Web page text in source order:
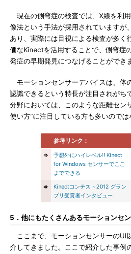
現在の側弯症の検査では、X線を利
像法という手法が採用されていますが
あり、実際には目視による検査が多く
価なKinectを活用することで、側弯症
発症の早期発見につなげることができ
モーションセンサーデバイスは、体
認識できるという特長が注目されがち
分野においては、このような距離セン
使い方”に注目している方も多いのでは
参考リンク：
⇒
予想外にハイレベル!! Kinect
for Windows センサーでここ
までできる
⇒
Kinectコンテスト2012 グラン
プリ受賞者インタビュー
5．他にもたくさんあるモーションセ
ここまで、モーションセンサーのUI
介してきました。ここで紹介した事例